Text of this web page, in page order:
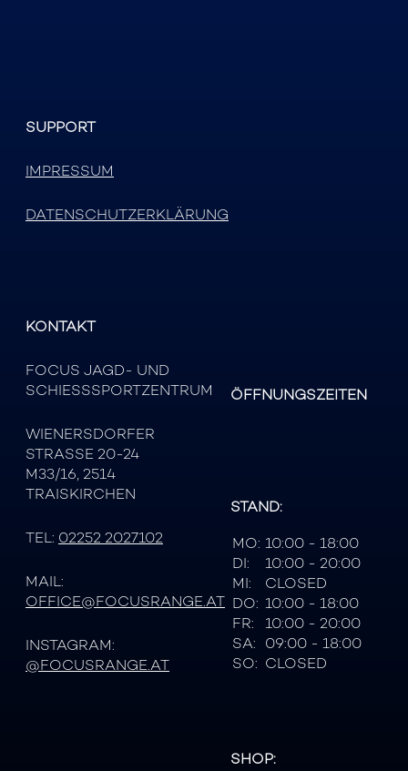
SUPPORT
IMPRESSUM
DATENSCHUTZERKLÄRUNG
KONTAKT
FOCUS JAGD- UND
SCHIESSSPORTZENTRUM
WIENERSDORFER
STRASSE 20-24
M33/16, 2514
TRAISKIRCHEN
TEL: 02252 2027102
MAIL:
OFFICE@FOCUSRANGE.AT
INSTAGRAM:
@FOCUSRANGE.AT
ÖFFNUNGSZEITEN
STAND:
MO: 10:00 - 18:00
DI:
10:00 - 20:00
MI:
CLOSED
DO: 10:00 - 18:00
FR:
10:00 - 20:00
SA: 09:00 - 18:00
SO: CLOSED
SHOP: